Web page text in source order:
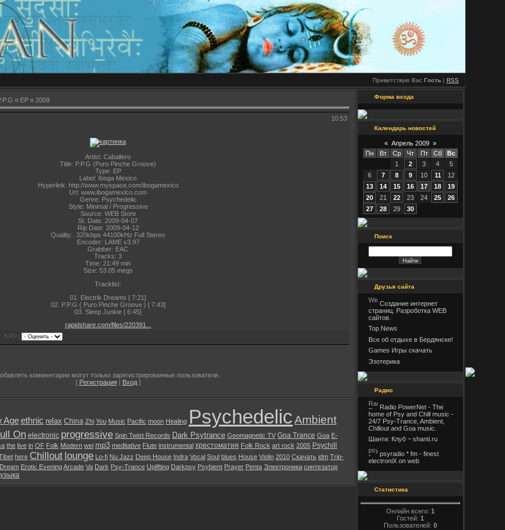
Приветствую Вас Гость | RSS
¤ EP ¤ 2009
10:53
Artist: Caballero
Title: P.P.G (Puro Pinche Groove)
Type: EP
Label: Iboga Mexico
Hyperlink: http://www.myspace.com/ibogamexico
Url: www.ibogamexico.com
Genre: Psychedelic
Style: Minimal / Progressive
Source: WEB Store
St. Date: 2009-04-07
Rip Date: 2009-04-12
Quality:. 320kbps 44100kHz Full Stereo
Encoder: LAME v3.97
Grabber: EAC
Tracks: 3
Time: 21:49 min
Size: 53.05 megs
Tracklist:
01. Electrik Dreams [ 7:21]
02. P.P.G ( Puro Pinche Groove ) [ 7:43]
03. Sleep Junkie [ 6:45]
rapidshare.com/files/220391...
0.0/0 |
комментарии могут только зарегистрированные пользователи.
[ Регистрация| Вход]
Ageethnic relax China Zhi You Music Pacific moon Healing PsychedelicAmbient
On electronic progressive Spin Twist Records Dark Psytrance Geomagnetic TV Goa Trance Goa E-
the live in OF Folk Modern wei mp3 meditative Flute instrumental хрестоматия Folk Rock art rock 2005 Psychill
here Chillout lounge Lo-fi Nu Jazz Deep House Indra Vocal Soul blues House Violin 2010 Скачать idm Trip-
Dream Erotic EveningArcade Va Dark Psy-Trance Uplifting Darkpsy Psybient Prayer Penta Электроника синтезатор
Форма входа
Календарь новостей
« Апрель 2009 »
Пн
Вт Ср Чт Пт Сб
Вс
1
2 3 4
5
6
7 8 9 10 11
12
13
14 15 16 17 18
19
20
21 22 23 24 25
26
27
28 29 30
Поиск
Друзья сайта
Создание интернет
страниц. Разроботка WEB
сайтов.
Top News
Все об отдыхе в Бердянске!
Games Игры скачать
Эзотерика
Радио
Radio PowerNet - The
home of Psy and Chill music -
24/7 Psy-Trance, Ambient,
Chillout and Goa music.
Шанти: Клуб ~ shanti.ru
psyradio * fm - finest
electroniX on web
Статистика
Онлайн всего: 1
Гостей: 1
Пользователей: 0